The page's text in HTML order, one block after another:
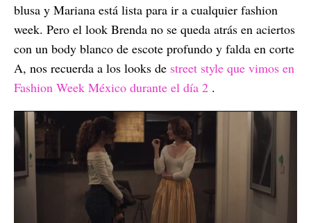
blusa y Mariana está lista para ir a cualquier fashion
week. Pero el look Brenda no se queda atrás en aciertos
con un body blanco de escote profundo y falda en corte
A, nos recuerda a los looks de street style que vimos en
Fashion Week México durante el día 2 .